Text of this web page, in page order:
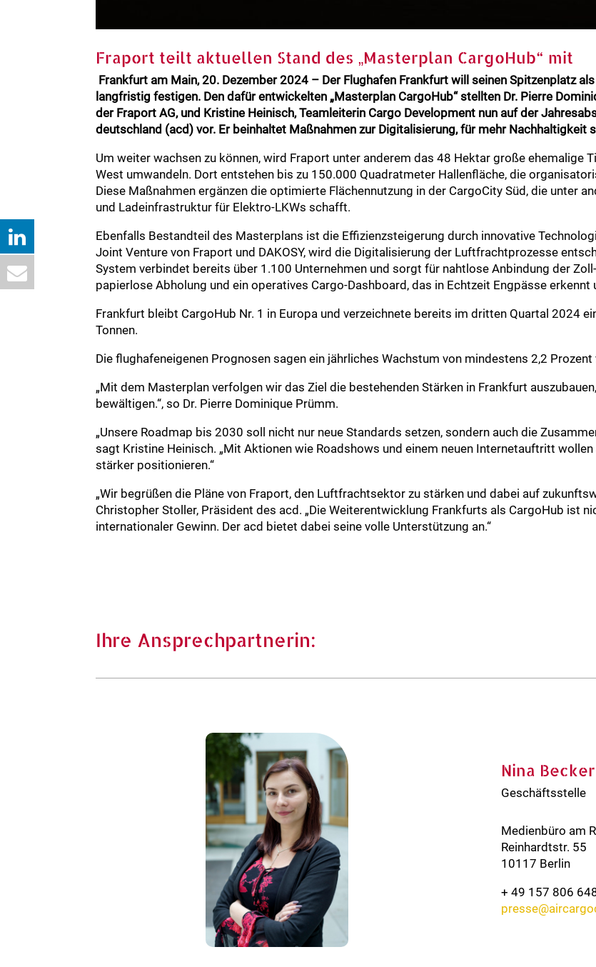
Fraport teilt aktuellen Stand des „Masterplan CargoHub“ mit
Frankfurt am Main, 20. Dezember 2024 – Der Flughafen Frankfurt will seinen Spitzenplatz
langfristig festigen. Den dafür entwickelten „Masterplan CargoHub“ stellten Dr. Pierre
der Fraport AG, und Kristine Heinisch, Teamleiterin Cargo Development nun auf der
deutschland (acd) vor. Er beinhaltet Maßnahmen zur Digitalisierung, für mehr
Um weiter wachsen zu können, wird Fraport unter anderem das 48 Hektar große ehemalige
West umwandeln. Dort entstehen bis zu 150.000 Quadratmeter Hallenfläche, die
Diese Maßnahmen ergänzen die optimierte Flächennutzung in der CargoCity Süd, die unter
und Ladeinfrastruktur für Elektro-LKWs schafft.
Ebenfalls Bestandteil des Masterplans ist die Effizienzsteigerung durch innovative
Joint Venture von Fraport und DAKOSY, wird die Digitalisierung der Luftfrachtprozesse
System verbindet bereits über 1.100 Unternehmen und sorgt für nahtlose Anbindung der
papierlose Abholung und ein operatives Cargo-Dashboard, das in Echtzeit Engpässe
Frankfurt bleibt CargoHub Nr. 1 in Europa und verzeichnete bereits im dritten Quartal 2024
Tonnen.
Die flughafeneigenen Prognosen sagen ein jährliches Wachstum von mindestens 2,2 Prozent
„Mit dem Masterplan verfolgen wir das Ziel die bestehenden Stärken in Frankfurt
bewältigen.“, so Dr. Pierre Dominique Prümm.
„Unsere Roadmap bis 2030 soll nicht nur neue Standards setzen, sondern auch die
sagt Kristine Heinisch. „Mit Aktionen wie Roadshows und einem neuen Internetauftritt
stärker positionieren.“
„Wir begrüßen die Pläne von Fraport, den Luftfrachtsektor zu stärken und dabei auf
Christopher Stoller, Präsident des acd. „Die Weiterentwicklung Frankfurts als CargoHub ist
internationaler Gewinn. Der acd bietet dabei seine volle Unterstützung an.“
Ihre Ansprechpartnerin:
Nina Becker
Geschäftsstelle
Medienbüro am
Reinhardtstr. 55
10117 Berlin
+ 49 157 806